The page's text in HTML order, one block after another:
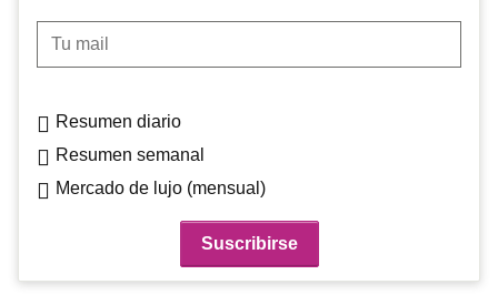
Tu mail
Resumen diario
Resumen semanal
Mercado de lujo (mensual)